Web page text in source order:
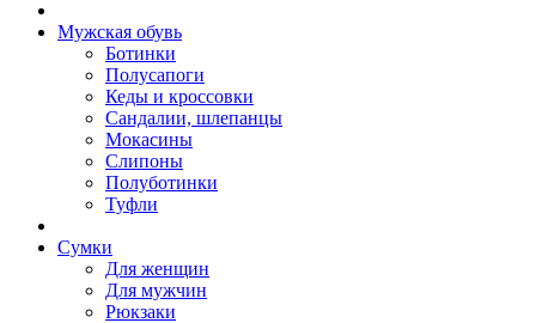
Мужская обувь
Ботинки
Полусапоги
Кеды и кроссовки
Сандалии, шлепанцы
Мокасины
Слипоны
Полуботинки
Туфли
Сумки
Для женщин
Для мужчин
Рюкзаки